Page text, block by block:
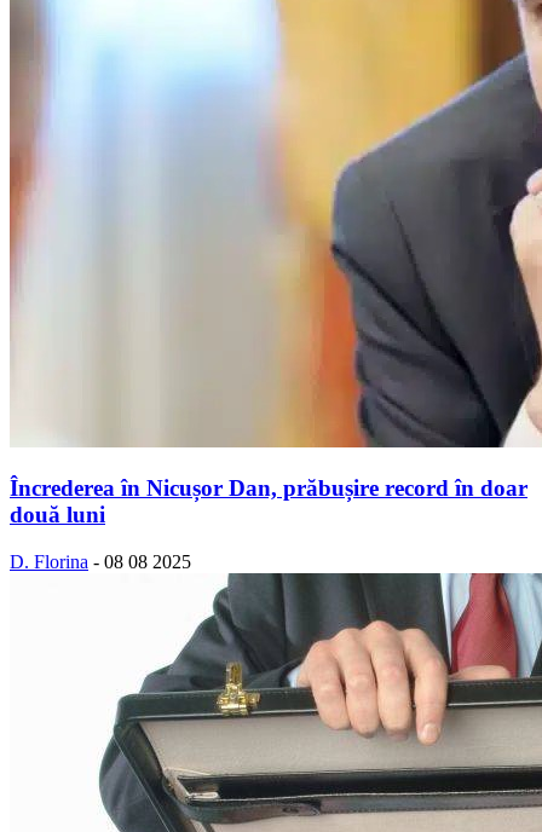
Încrederea în Nicușor Dan, prăbușire record în doar
două luni
D. Florina - 08 08 2025